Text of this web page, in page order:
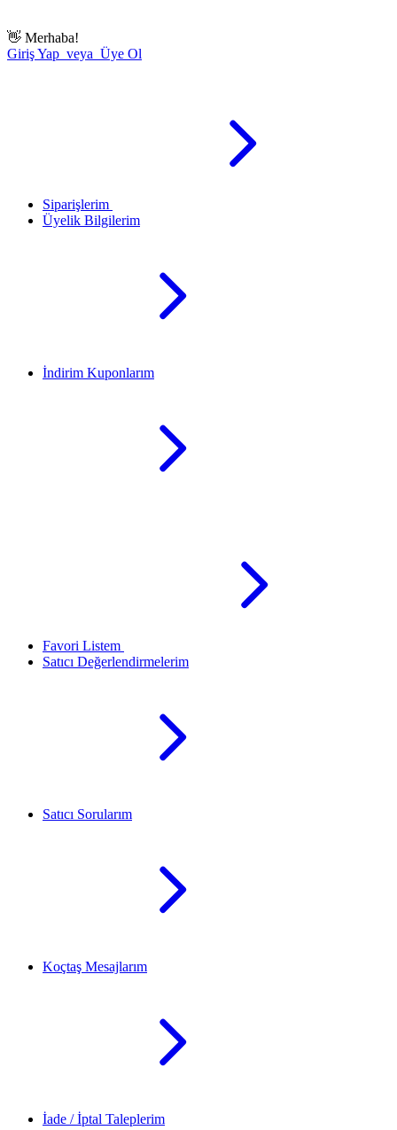
👋 Merhaba!
Giriş Yap veya Üye Ol
Siparişlerim
Üyelik Bilgilerim
İndirim Kuponlarım
Favori Listem
Satıcı Değerlendirmelerim
Satıcı Sorularım
Koçtaş Mesajlarım
İade / İptal Taleplerim